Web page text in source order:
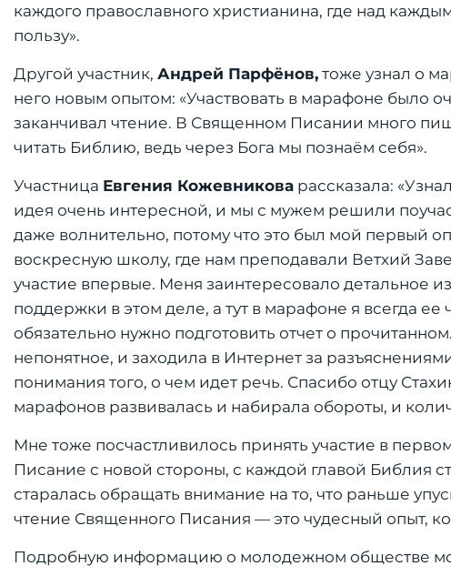
каждого православного христианина, где над
пользу».
Другой участник, Андрей Парфёнов, тоже узнал о
него новым опытом: «Участвовать в марафоне было
заканчивал чтение. В Священном Писании много
читать Библию, ведь через Бога мы познаём себя».
Участница Евгения Кожевникова рассказала:
идея очень интересной, и мы с мужем решили
даже волнительно, потому что это был мой первый
воскресную школу, где нам преподавали Ветхий
участие впервые. Меня заинтересовало детальное
поддержки в этом деле, а тут в марафоне я всегда ее
обязательно нужно подготовить отчет о
непонятное, и заходила в Интернет за
понимания того, о чем идет речь. Спасибо отцу
марафонов развивалась и набирала обороты, и
Мне тоже посчастливилось принять участие в
Писание с новой стороны, с каждой главой Библия
старалась обращать внимание на то, что раньше
чтение Священного Писания — это чудесный опыт,
Подробную информацию о молодежном обществе